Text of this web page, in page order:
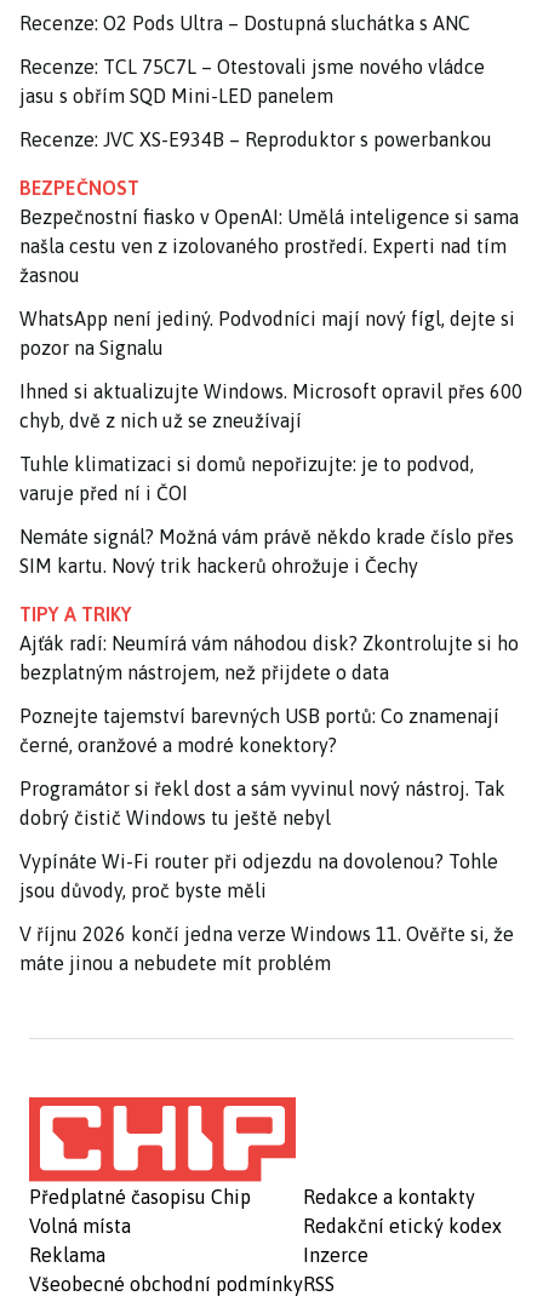
Recenze: O2 Pods Ultra – Dostupná sluchátka s ANC
Recenze: TCL 75C7L – Otestovali jsme nového vládce
jasu s obřím SQD Mini-LED panelem
Recenze: JVC XS-E934B – Reproduktor s powerbankou
BEZPEČNOST
Bezpečnostní fiasko v OpenAI: Umělá inteligence si sama
našla cestu ven z izolovaného prostředí. Experti nad tím
žasnou
WhatsApp není jediný. Podvodníci mají nový fígl, dejte si
pozor na Signalu
Ihned si aktualizujte Windows. Microsoft opravil přes 600
chyb, dvě z nich už se zneužívají
Tuhle klimatizaci si domů nepořizujte: je to podvod,
varuje před ní i ČOI
Nemáte signál? Možná vám právě někdo krade číslo přes
SIM kartu. Nový trik hackerů ohrožuje i Čechy
TIPY A TRIKY
Ajťák radí: Neumírá vám náhodou disk? Zkontrolujte si ho
bezplatným nástrojem, než přijdete o data
Poznejte tajemství barevných USB portů: Co znamenají
černé, oranžové a modré konektory?
Programátor si řekl dost a sám vyvinul nový nástroj. Tak
dobrý čistič Windows tu ještě nebyl
Vypínáte Wi-Fi router při odjezdu na dovolenou? Tohle
jsou důvody, proč byste měli
V říjnu 2026 končí jedna verze Windows 11. Ověřte si, že
máte jinou a nebudete mít problém
Předplatné časopisu Chip
Volná místa
Reklama
Všeobecné obchodní podmínky
Redakce a kontakty
Redakční etický kodex
Inzerce
RSS